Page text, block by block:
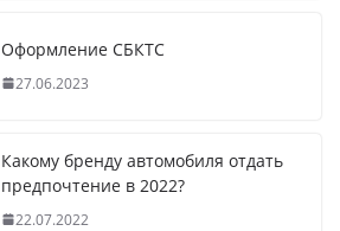
Оформление СБКТС
27.06.2023
Какому бренду автомобиля отдать
предпочтение в 2022?
22.07.2022